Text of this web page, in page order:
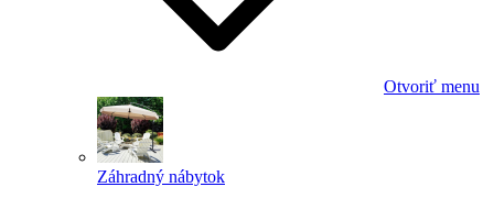
Otvoriť menu
Záhradný nábytok